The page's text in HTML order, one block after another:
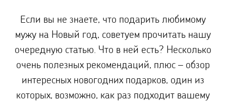
Если вы не знаете, что подарить любимому
мужу на Новый год, советуем прочитать нашу
очередную статью. Что в ней есть? Несколько
очень полезных рекомендаций, плюс – обзор
интересных новогодних подарков, один из
которых, возможно, как раз подходит вашему